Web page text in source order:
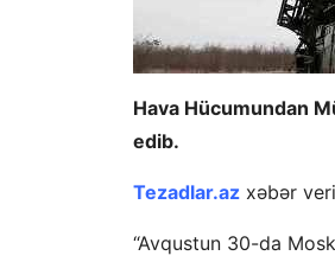
Hava Hücumundan
edib.
Tezadlar.az xəbər
“Avqustun 30-da